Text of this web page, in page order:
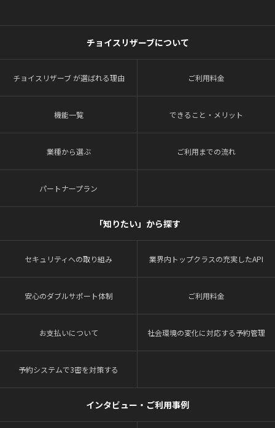
チョイスリザーブについて
チョイスリザーブ が選ばれる理由 ご利用料金
機能一覧 できること・メリット
業種から選ぶ ご利用までの流れ
パートナープラン
「知りたい」から探す
セキュリティへの取り組み 業界内トップクラスの充実したAPI
安心のダブルサポート体制 ご利用料金
お支払いについて 社会環境の変化に対応する予約管理
予約システムで3密を対策する
インタビュー・ご利用事例